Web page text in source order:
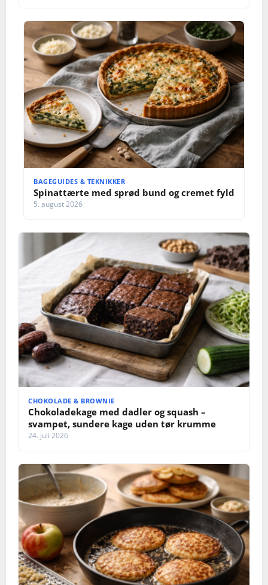
BAGEGUIDES & TEKNIKKER
Spinattærte med sprød bund og cremet fyld
5. august 2026
CHOKOLADE & BROWNIE
Chokoladekage med dadler og squash –
svampet, sundere kage uden tør krumme
24. juli 2026